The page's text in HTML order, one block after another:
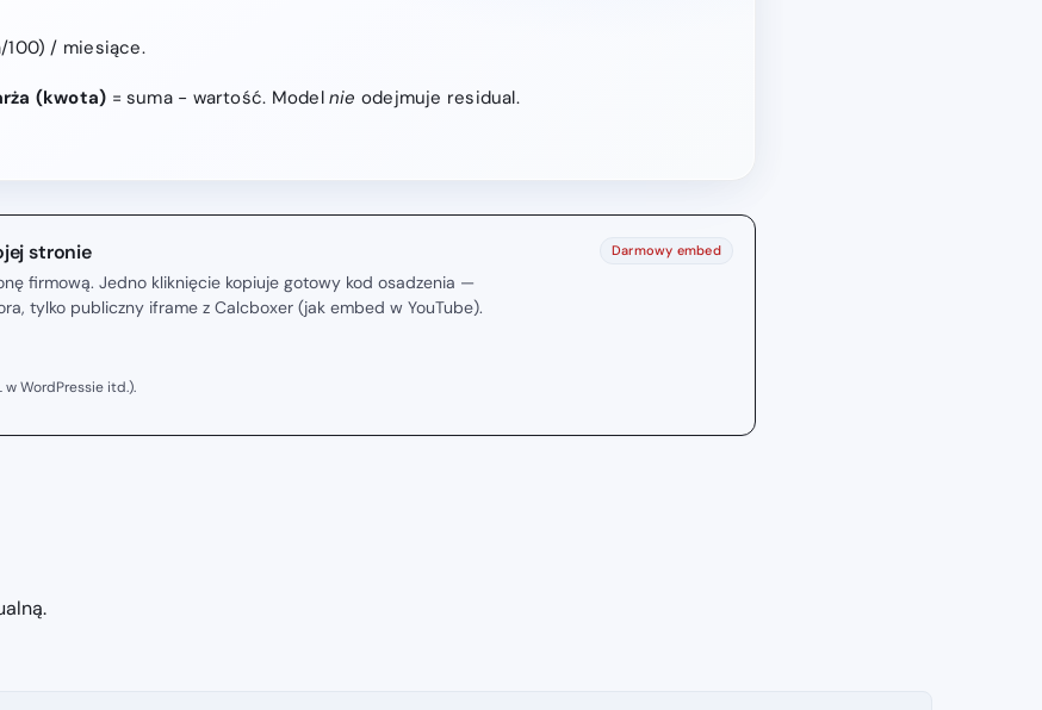
100) / miesiące.
(kwota) = suma − wartość. Model nie odejmuje residual.
stronie
firmową. Jedno kliknięcie kopiuje gotowy kod osadzenia —
tylko publiczny iframe z Calcboxer (jak embed w YouTube).
Darmowy embed
w WordPressie itd.).